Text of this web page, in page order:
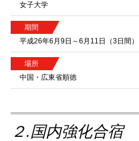
女子大学
期間
平成26年6月9日～6月11日（3日間）
場所
中国・広東省順徳
２.国内強化合宿